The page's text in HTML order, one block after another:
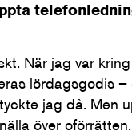
När jag var
lördagsgodis
jag då. Men
över